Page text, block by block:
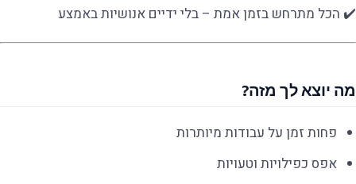
✔️ הכל מתרחש בזמן אמת – בלי ידיים אנושיות באמצע
מה יוצא לך מזה?
פחות זמן על עבודות מיותרות
אפס כפילויות וטעויות